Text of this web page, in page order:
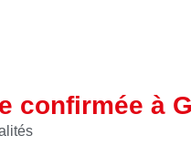
confirmée à